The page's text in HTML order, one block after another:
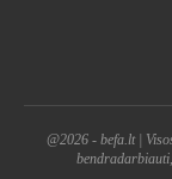
@2026 - befa.lt |